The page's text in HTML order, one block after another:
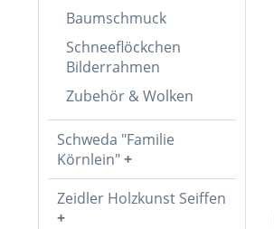
Baumschmuck
Schneeflöckchen
Bilderrahmen
Zubehör & Wolken
Schweda "Familie
Körnlein"
Zeidler Holzkunst Seiffen